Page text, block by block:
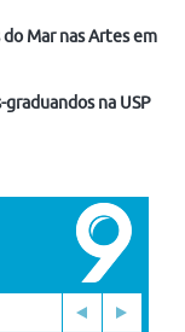
Mar nas Artes em
na USP